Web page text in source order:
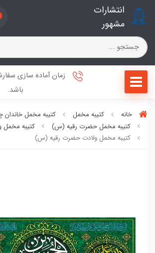
انتشارات
مشهور
باشد.
خانه کتیبه مخمل
کتیبه مخمل
کتیبه مخمل حضرت رقیه (س)
کتیبه
کتیبه مخمل ولادت حضرت رقیه (س)